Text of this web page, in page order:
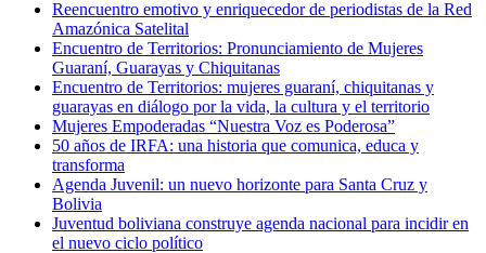
Reencuentro emotivo y enriquecedor de periodistas de la Red
Amazónica Satelital
Encuentro de Territorios: Pronunciamiento de Mujeres
Guaraní, Guarayas y Chiquitanas
Encuentro de Territorios: mujeres guaraní, chiquitanas y
guarayas en diálogo por la vida, la cultura y el territorio
Mujeres Empoderadas “Nuestra Voz es Poderosa”
50 años de IRFA: una historia que comunica, educa y
transforma
Agenda Juvenil: un nuevo horizonte para Santa Cruz y
Bolivia
Juventud boliviana construye agenda nacional para incidir en
el nuevo ciclo político